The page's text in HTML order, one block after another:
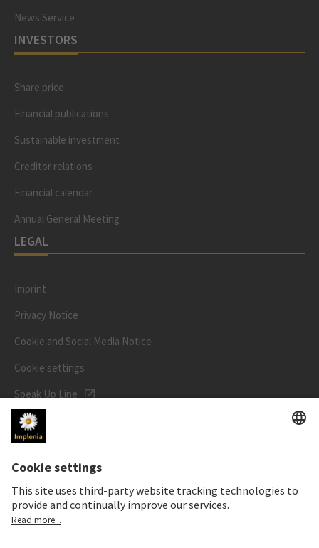
News Service
INVESTORS
Share price
Financial publications
Sustainable investment
Creditor relations
Financial calendar
Annual General Meeting
LEGAL
Imprint
Privacy Notice
Cookie and Social Media Notice
Cookie settings
Speak Up Line
STOCK PRICE
ISIN: CH0023868554
62,70 CHF
-0,50 CHF (-0,79%)